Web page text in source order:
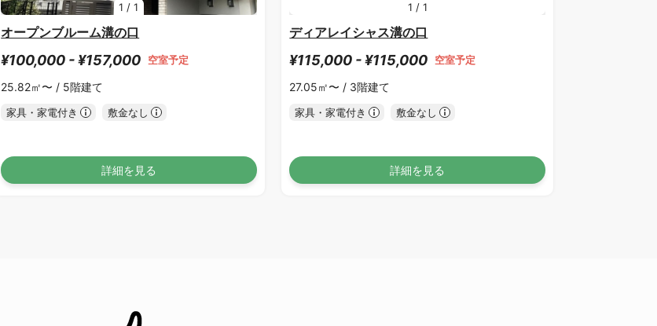
1 /1
オープンブルーム溝の口
¥100,000 - ¥157,000 空室予定
25.82㎡〜 / 5階建て
家具・家電付き 敷金なし
詳細を見る
1 / 1
ディアレイシャス溝の口
¥115,000 - ¥115,000 空室予定
27.05㎡〜 / 3階建て
家具・家電付き 敷金なし
詳細を見る